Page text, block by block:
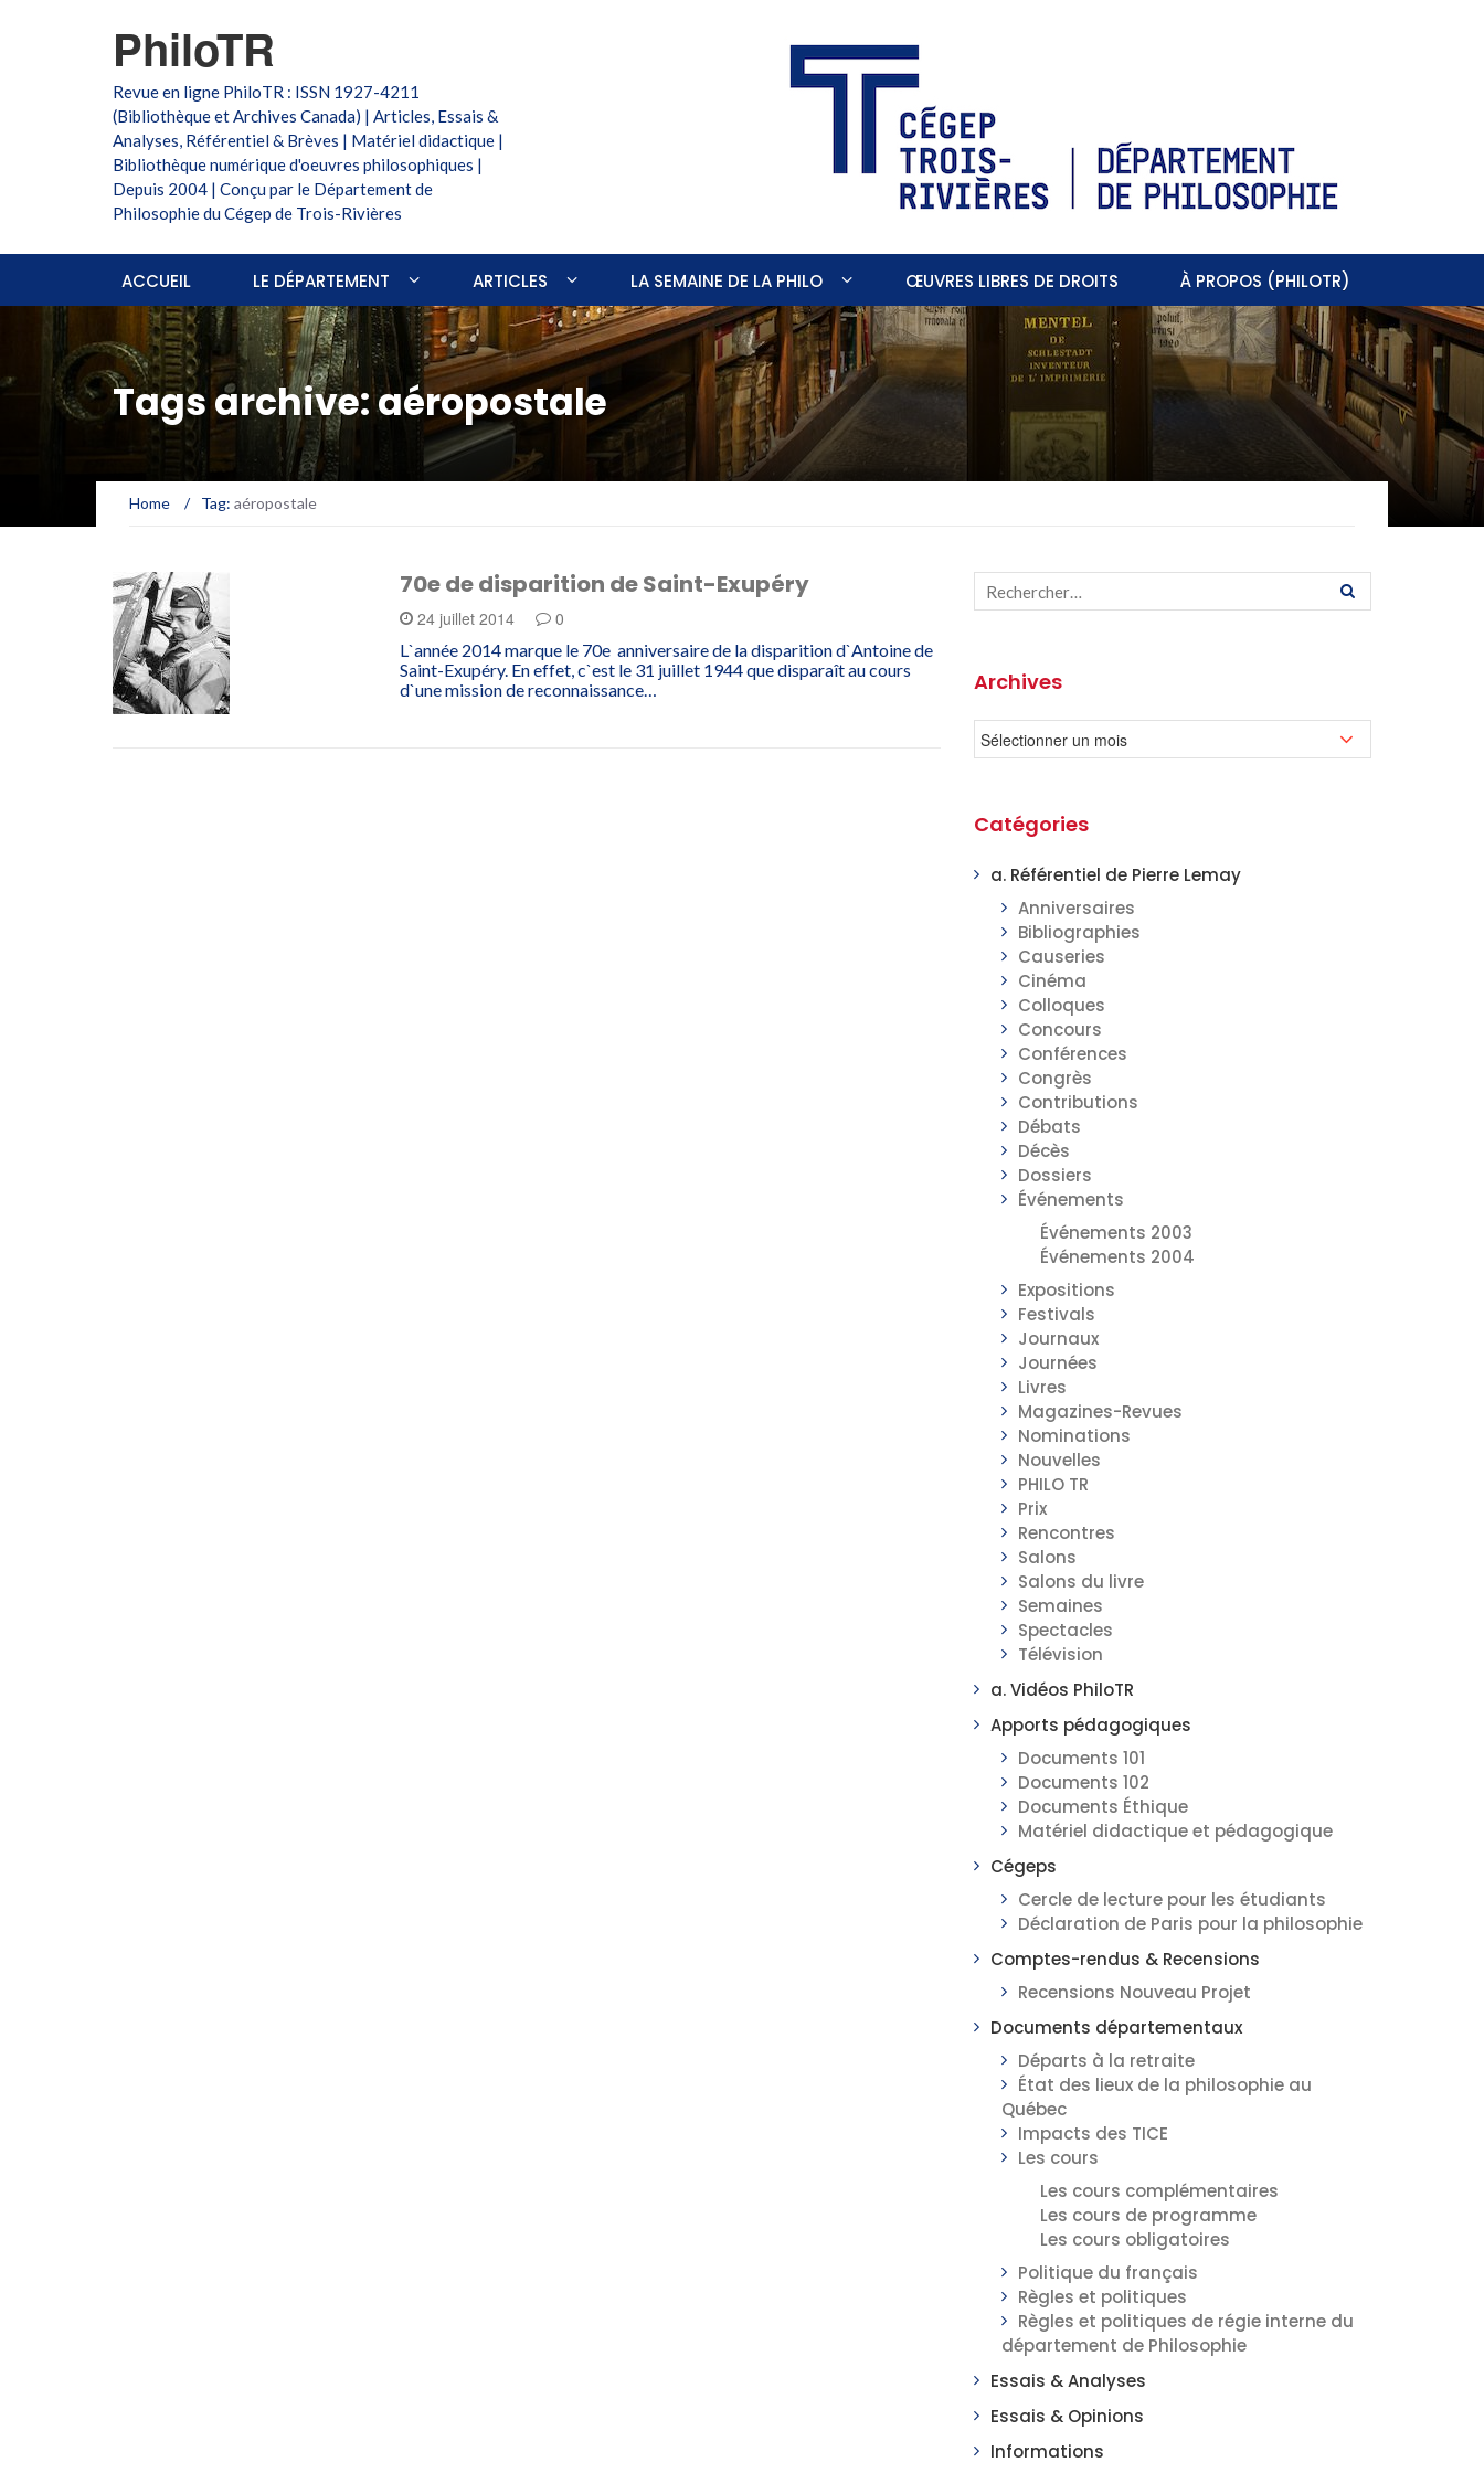
PhiloTR
Revue en ligne PhiloTR : ISSN 1927-4211
(Bibliothèque et Archives Canada) | Articles, Essais &
Analyses, Référentiel & Brèves | Matériel didactique |
Bibliothèque numérique d'oeuvres philosophiques |
Depuis 2004 | Conçu par le Département de
Philosophie du Cégep de Trois-Rivières
ACCUEIL LE DÉPARTEMENT ARTICLES LA SEMAINE DE LA PHILO ŒUVRES LIBRES DE DROITS À PROPOS (PHILOTR)
Tags archive: aéropostale
Home / Tag: aéropostale
70e de disparition de Saint-Exupéry
24 juillet 2014 0
L`année 2014 marque le 70e anniversaire de la disparition d`Antoine de
Saint-Exupéry. En effet, c`est le 31 juillet 1944 que disparaît au cours
d`une mission de reconnaissance…
Archives
Catégories
a. Référentiel de Pierre Lemay
Anniversaires
Bibliographies
Causeries
Cinéma
Colloques
Concours
Conférences
Congrès
Contributions
Débats
Décès
Dossiers
Événements
Événements 2003
Événements 2004
Expositions
Festivals
Journaux
Journées
Livres
Magazines-Revues
Nominations
Nouvelles
PHILO TR
Prix
Rencontres
Salons
Salons du livre
Semaines
Spectacles
Télévision
a. Vidéos PhiloTR
Apports pédagogiques
Documents 101
Documents 102
Documents Éthique
Matériel didactique et pédagogique
Cégeps
Cercle de lecture pour les étudiants
Déclaration de Paris pour la philosophie
Comptes-rendus & Recensions
Recensions Nouveau Projet
Documents départementaux
Départs à la retraite
État des lieux de la philosophie au
Québec
Impacts des TICE
Les cours
Les cours complémentaires
Les cours de programme
Les cours obligatoires
Politique du français
Règles et politiques
Règles et politiques de régie interne du
département de Philosophie
Essais & Analyses
Essais & Opinions
Informations